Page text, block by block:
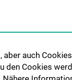
auch
den Cookies